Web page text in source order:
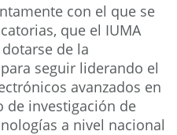
con el que se
que el IUMA
de la
seguir liderando el
avanzados en
de investigación de
a nivel nacional